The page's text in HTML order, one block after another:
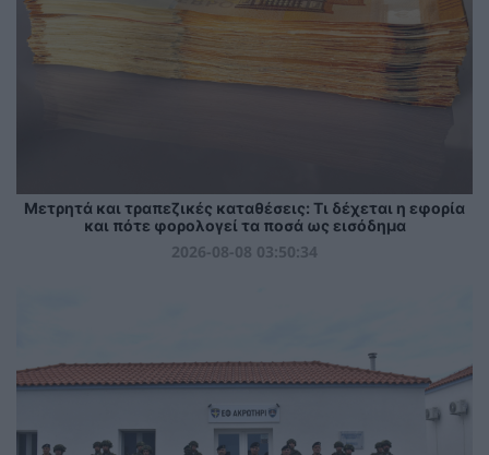
Μετρητά και τραπεζικές καταθέσεις: Τι δέχεται η εφορία
και πότε φορολογεί τα ποσά ως εισόδημα
2026-08-08 03:50:34